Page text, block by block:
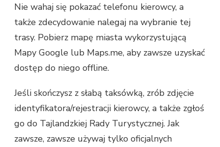
Nie wahaj się pokazać telefonu kierowcy, a
także zdecydowanie nalegaj na wybranie tej
trasy. Pobierz mapę miasta wykorzystującą
Mapy Google lub Maps.me, aby zawsze uzyskać
dostęp do niego offline.
Jeśli skończysz z słabą taksówką, zrób zdjęcie
identyfikatora/rejestracji kierowcy, a także zgłoś
go do Tajlandzkiej Rady Turystycznej. Jak
zawsze, zawsze używaj tylko oficjalnych